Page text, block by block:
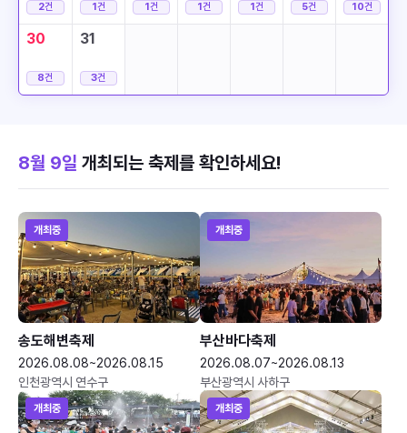
2건 1건 1건 1건
1건
5건
10건
30
8건
31
3건
8월 9일 개최되는 축제를 확인하세요!
개최중
송도해변축제
2026.08.08~2026.08.15
인천광역시 연수구
개최중
부산바다축제
2026.08.07~2026.08.13
부산광역시 사하구
개최중 개최중